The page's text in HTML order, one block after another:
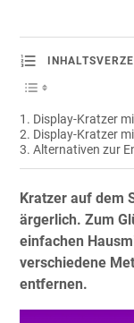
Display-Kratzer
Display-Kratzer
Alternativen zur
Kratzer auf dem
ärgerlich. Zum
einfachen
verschiedene
entfernen.